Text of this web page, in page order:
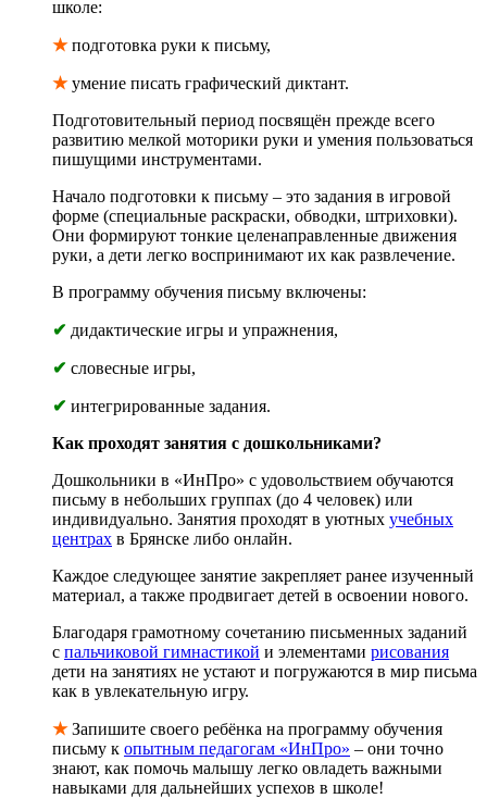
школе:
★подготовка руки к письму,
★умение писать графический диктант.
Подготовительный период посвящён прежде всего
развитию мелкой моторики руки и умения пользоваться
пишущими инструментами.
Начало подготовки к письму – это задания в игровой
форме (специальные раскраски, обводки, штриховки).
Они формируют тонкие целенаправленные движения
руки, а дети легко воспринимают их как развлечение.
В программу обучения письму включены:
✔ дидактические игры и упражнения,
✔ словесные игры,
✔ интегрированные задания.
Как проходят занятия с дошкольниками?
Дошкольники в «ИнПро» с удовольствием обучаются
письму в небольших группах (до 4 человек) или
индивидуально. Занятия проходят в уютных учебных
центрах в Брянске либо онлайн.
Каждое следующее занятие закрепляет ранее изученный
материал, а также продвигает детей в освоении нового.
Благодаря грамотному сочетанию письменных заданий
с пальчиковой гимнастикой и элементами рисования
дети на занятиях не устают и погружаются в мир письма
как в увлекательную игру.
★Запишите своего ребёнка на программу обучения
письму к опытным педагогам «ИнПро» – они точно
знают, как помочь малышу легко овладеть важными
навыками для дальнейших успехов в школе!